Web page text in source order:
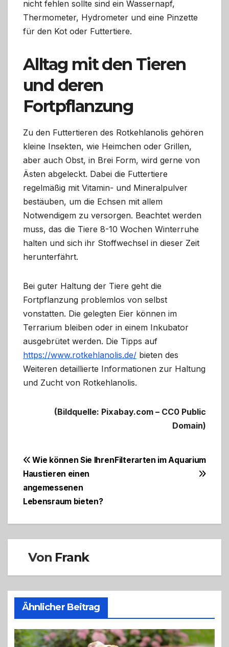
nicht fehlen sollte sind ein Wassernapf,
Thermometer, Hydrometer und eine Pinzette
für den Kot oder Futtertiere.
Alltag mit den Tieren
und deren
Fortpflanzung
Zu den Futtertieren des Rotkehlanolis gehören
kleine Insekten, wie Heimchen oder Grillen,
aber auch Obst, in Brei Form, wird gerne von
Ästen abgeleckt. Dabei die Futtertiere
regelmäßig mit Vitamin- und Mineralpulver
bestäuben, um die Echsen mit allem
Notwendigem zu versorgen. Beachtet werden
muss, das die Tiere 8-10 Wochen Winterruhe
halten und sich ihr Stoffwechsel in dieser Zeit
herunterfährt.
Bei guter Haltung der Tiere geht die
Fortpflanzung problemlos von selbst
vonstatten. Die gelegten Eier können im
Terrarium bleiben oder in einem Inkubator
ausgebrütet werden. Die Tipps auf
https://www.rotkehlanolis.de/ bieten des
Weiteren detaillierte Informationen zur Haltung
und Zucht von Rotkehlanolis.
(Bildquelle: Pixabay.com – CC0 Public
Domain)
Beitragsnavigation
Filterarten im Aquarium
Wie können Sie Ihren
Haustieren einen
angemessenen
Lebensraum bieten?
Von Frank
Ähnlicher Beitrag